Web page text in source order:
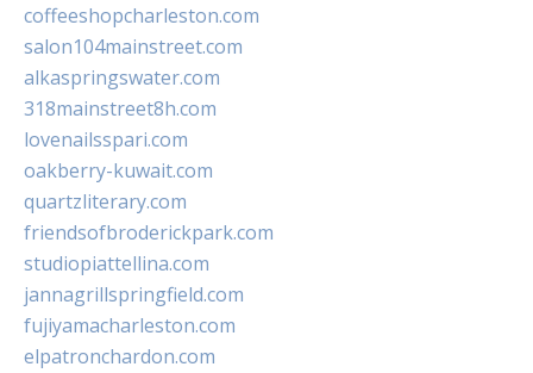
coffeeshopcharleston.com
salon104mainstreet.com
alkaspringswater.com
318mainstreet8h.com
lovenailsspari.com
oakberry-kuwait.com
quartzliterary.com
friendsofbroderickpark.com
studiopiattellina.com
jannagrillspringfield.com
fujiyamacharleston.com
elpatronchardon.com